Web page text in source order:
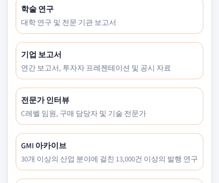
학술 연구
대학 연구 및 전문 기관 보고서
기업 보고서
연간 보고서, 투자자 프레젠테이션 및 공시 자료
전문가 인터뷰
C레벨 임원, 구매 담당자 및 기술 전문가
GMI 아카이브
30개 이상의 산업 분야에 걸친 13,000건 이상의 발행 연구